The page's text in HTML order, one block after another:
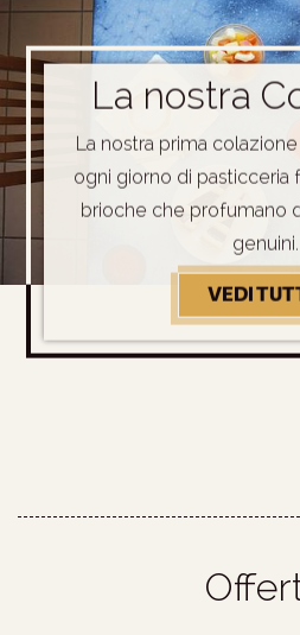
La nostra
La nostra prima
ogni giorno di pasticceria
brioche che profumano
genuini.
VEDI